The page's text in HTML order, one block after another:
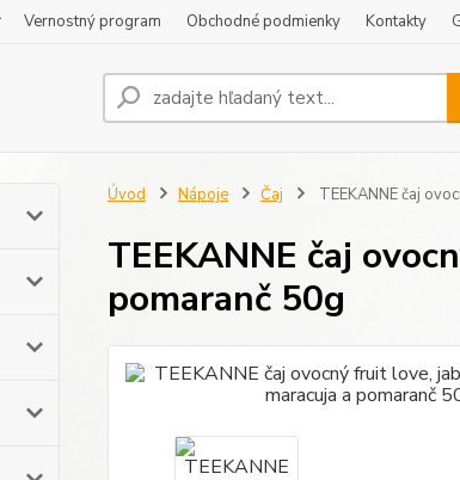
Vernostný program Obchodné podmienky Kontakty
Úvod Nápoje Čaj TEEKANNE čaj
TEEKANNE čaj
pomaranč 50g